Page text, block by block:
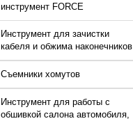
инструмент FORCE
Инструмент для зачистки
кабеля и обжима наконечников
Съемники хомутов
Инструмент для работы с
обшивкой салона автомобиля,